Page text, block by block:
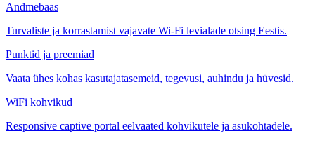
Andmebaas
Turvaliste ja korrastamist vajavate Wi-Fi levialade otsing Eestis.
Punktid ja preemiad
Vaata ühes kohas kasutajatasemeid, tegevusi, auhindu ja hüvesid.
WiFi kohvikud
Responsive captive portal eelvaated kohvikutele ja asukohtadele.